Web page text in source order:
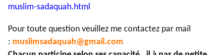
muslim-sadaquah.html
Pour toute question veuillez me contactez par mail
: muslimsadaquah@gmail.com